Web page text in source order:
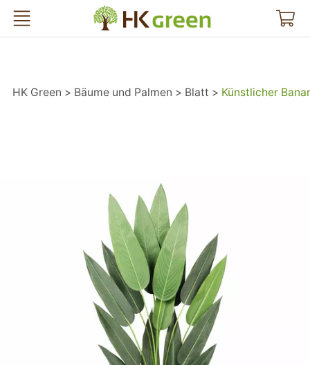
HK Green
HK Green Bäume und Palmen Blatt Künstlicher